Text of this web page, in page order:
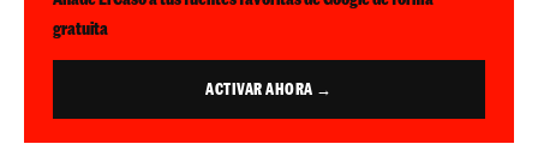
gratuita
ACTIVAR AHORA →